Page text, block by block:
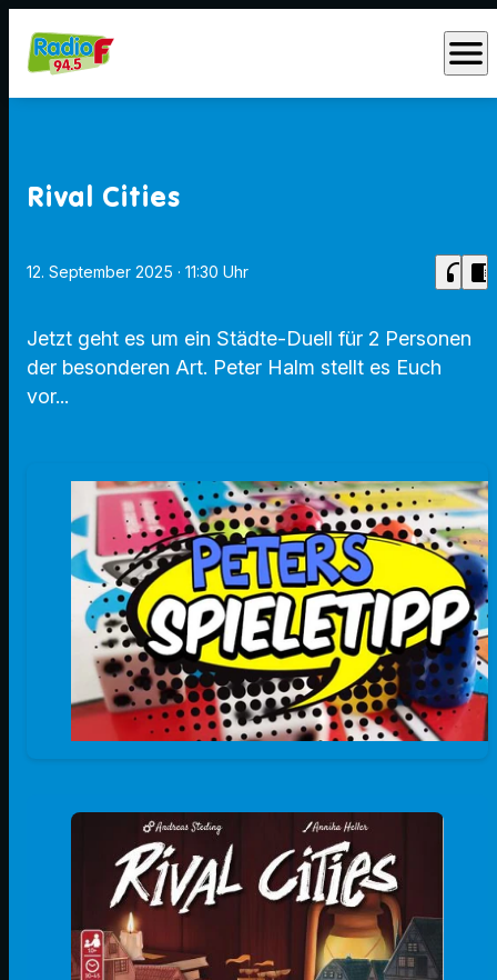
menu
Rival Cities
12. September 2025 · 11:30 Uhr headphones chrome_reader_mode
Jetzt geht es um ein Städte-Duell für 2 Personen
der besonderen Art. Peter Halm stellt es Euch
vor...